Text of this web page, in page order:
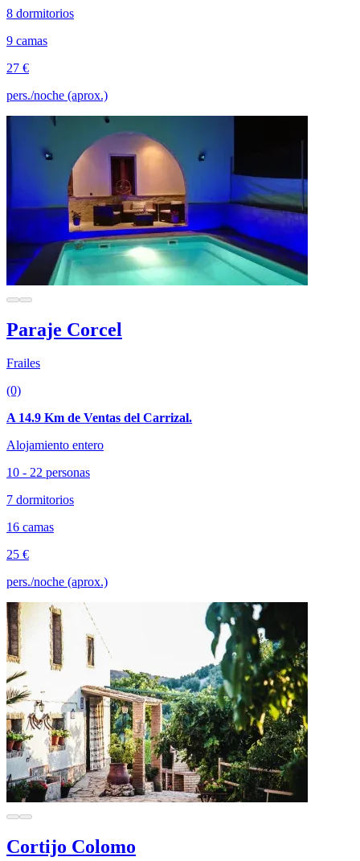
8 dormitorios
9 camas
27 €
pers./noche (aprox.)
Paraje Corcel
Frailes
(0)
A 14.9 Km de Ventas del Carrizal.
Alojamiento entero
10 - 22 personas
7 dormitorios
16 camas
25 €
pers./noche (aprox.)
Cortijo Colomo